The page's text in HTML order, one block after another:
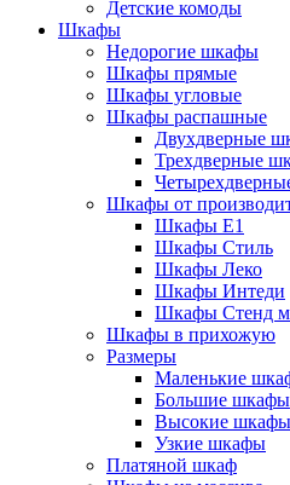
Детские комоды
Шкафы
Недорогие шкафы
Шкафы прямые
Шкафы угловые
Шкафы распашные
Двухдверные
Трехдверные
Шкафы от
Шкафы E1
Шкафы Стиль
Шкафы Леко
Шкафы Интеди
Шкафы Стенд
Шкафы в прихожую
Размеры
Маленькие
Большие шкафы
Высокие шкафы
Узкие шкафы
Платяной шкаф